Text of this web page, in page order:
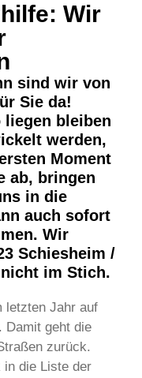
Wir
sind wir von
Sie da!
liegen bleiben
werden,
Moment
ab, bringen
in die
auch sofort
Wir
Schiesheim /
im Stich.
letzten Jahr auf
Damit geht die
zurück.
in die Liste der